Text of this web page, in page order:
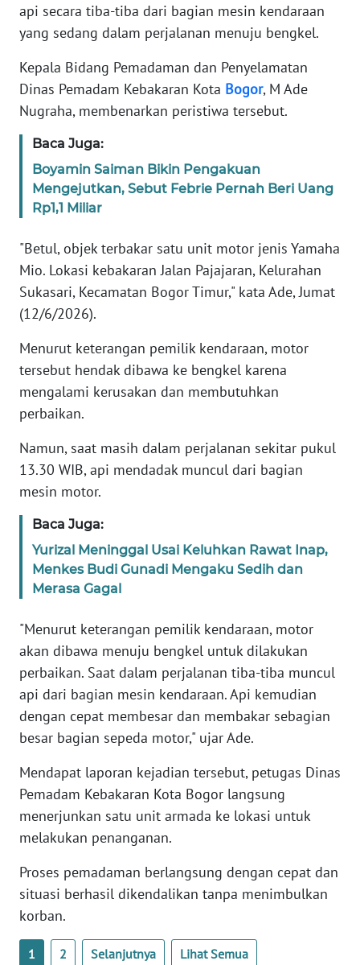
api secara tiba-tiba dari bagian mesin kendaraan
yang sedang dalam perjalanan menuju bengkel.
Kepala Bidang Pemadaman dan Penyelamatan
Dinas Pemadam Kebakaran Kota Bogor, M Ade
Nugraha, membenarkan peristiwa tersebut.
Baca Juga:
Boyamin Saiman Bikin Pengakuan
Mengejutkan, Sebut Febrie Pernah Beri Uang
Rp1,1 Miliar
"Betul, objek terbakar satu unit motor jenis Yamaha
Mio. Lokasi kebakaran Jalan Pajajaran, Kelurahan
Sukasari, Kecamatan Bogor Timur," kata Ade, Jumat
(12/6/2026).
Menurut keterangan pemilik kendaraan, motor
tersebut hendak dibawa ke bengkel karena
mengalami kerusakan dan membutuhkan
perbaikan.
Namun, saat masih dalam perjalanan sekitar pukul
13.30 WIB, api mendadak muncul dari bagian
mesin motor.
Baca Juga:
Yurizal Meninggal Usai Keluhkan Rawat Inap,
Menkes Budi Gunadi Mengaku Sedih dan
Merasa Gagal
"Menurut keterangan pemilik kendaraan, motor
akan dibawa menuju bengkel untuk dilakukan
perbaikan. Saat dalam perjalanan tiba-tiba muncul
api dari bagian mesin kendaraan. Api kemudian
dengan cepat membesar dan membakar sebagian
besar bagian sepeda motor," ujar Ade.
Mendapat laporan kejadian tersebut, petugas Dinas
Pemadam Kebakaran Kota Bogor langsung
menerjunkan satu unit armada ke lokasi untuk
melakukan penanganan.
Proses pemadaman berlangsung dengan cepat dan
situasi berhasil dikendalikan tanpa menimbulkan
korban.
1 2 Selanjutnya Lihat Semua
KAMI
INFO
TENTANG
KAMI
PEDOMAN
REDAKSI
KARIR
DISCLAIMER
Wahana
News
WN
SUMUT
JAKARTA
WN
BANTEN
WN
NTT
WN
KEPRI
WN
WN
PAPUA